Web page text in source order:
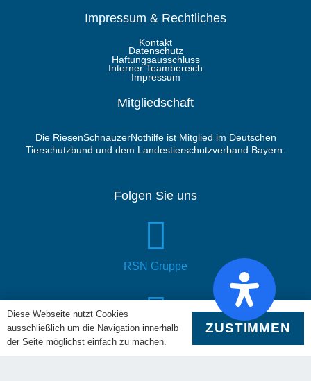
Impressum & Rechtliches
Kontakt
Datenschutz
Haftungsausschluss
Interner Teambereich
Impressum
Mitgliedschaft
Die RiesenSchnauzerNothilfe ist Mitglied im Deutschen
Tierschutzbund und dem Landestierschutzverband Bayern.
Folgen Sie uns
RSN Gruppe
YouTube
Diese Webseite nutzt Cookies
ausschließlich um die Navigation innerhalb
der Seite möglichst einfach zu machen.
ZUSTIMMEN